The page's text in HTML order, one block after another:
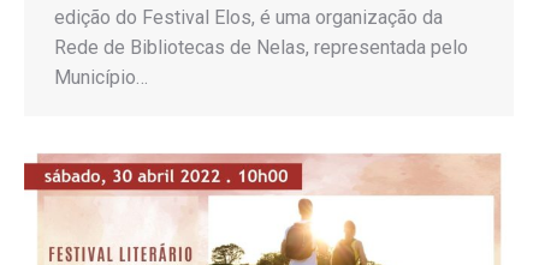
edição do Festival Elos, é uma organização da
Rede de Bibliotecas de Nelas, representada pelo
Município…